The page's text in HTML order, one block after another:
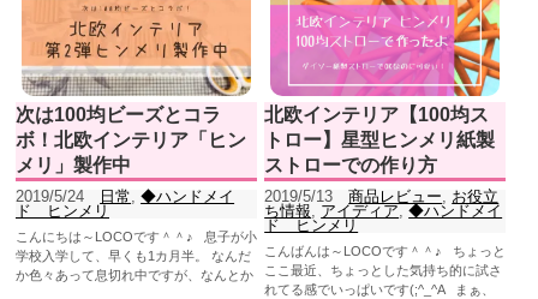
次は100均ビーズとコラ
ボ！北欧インテリア「ヒン
メリ」製作中
2019/5/24 日常,◆ハンドメイ
ド ヒンメリ
こんにちは～LOCOです＾＾♪ 息子が小
学校入学して、早くも1カ月半。 なんだ
か色々あって息切れ中ですが、なんとか
北欧インテリア【100均ス
トロー】星型ヒンメリ紙製
ストローでの作り方
2019/5/13 商品レビュー, お役立
ち情報, アイディア,◆ハンドメイ
ド ヒンメリ
こんばんは～LOCOです＾＾♪ ちょっと
ここ最近、ちょっとした気持ち的に試さ
れてる感でいっぱいです(;^_^A まぁ、